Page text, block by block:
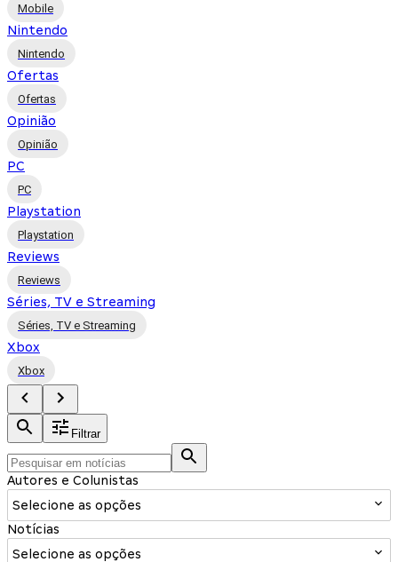
Mobile
Nintendo
Nintendo
Ofertas
Ofertas
Opinião
Opinião
PC
PC
Playstation
Playstation
Reviews
Reviews
Séries, TV e Streaming
Séries, TV e Streaming
Xbox
Xbox
Filtrar
Autores e Colunistas
Selecione as opções
Notícias
Selecione as opções